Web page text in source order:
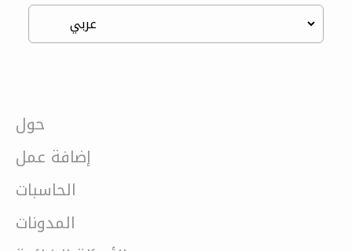
حول
إضافة عمل
الحاسبات
المدونات